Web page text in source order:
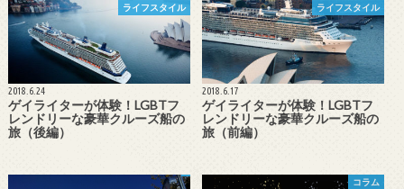
ライフスタイル
2018.6.24
ゲイライターが体験！LGBTフ
レンドリーな豪華クルーズ船の
旅（後編）
ライフスタイル
2018.6.17
ゲイライターが体験！LGBTフ
レンドリーな豪華クルーズ船の
旅（前編）
コラム